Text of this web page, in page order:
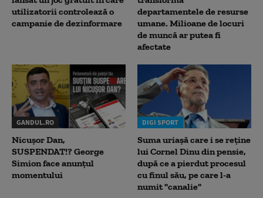
utilizatorii controlează o
campanie de dezinformare
departamentele de resurse
umane. Milioane de locuri
de muncă ar putea fi
afectate
GANDUL.RO
Nicușor Dan,
SUSPENDAT!? George
Simion face anunțul
momentului
DIGI SPORT
Suma uriașă care i se reține
lui Cornel Dinu din pensie,
după ce a pierdut procesul
cu finul său, pe care l-a
numit "canalie"